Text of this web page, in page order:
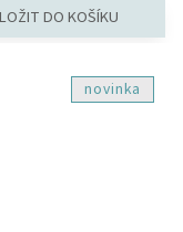
novinka